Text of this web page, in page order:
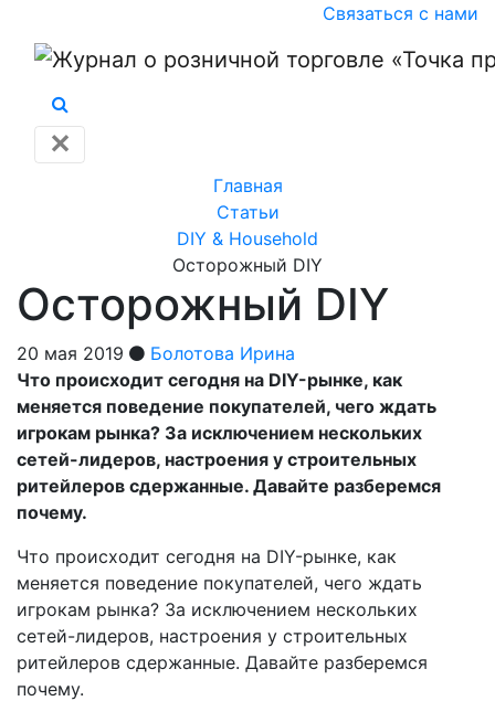
Связаться с нами
✕
Главная
Статьи
DIY & Household
Осторожный DIY
Осторожный DIY
20 мая 2019
Болотова Ирина
Что происходит сегодня на DIY-рынке, как
меняется поведение покупателей, чего ждать
игрокам рынка? За исключением нескольких
сетей-лидеров, настроения у строительных
ритейлеров сдержанные. Давайте разберемся
почему.
Что происходит сегодня на DIY-рынке, как
меняется поведение покупателей, чего ждать
игрокам рынка? За исключением нескольких
сетей-лидеров, настроения у строительных
ритейлеров сдержанные. Давайте разберемся
почему.